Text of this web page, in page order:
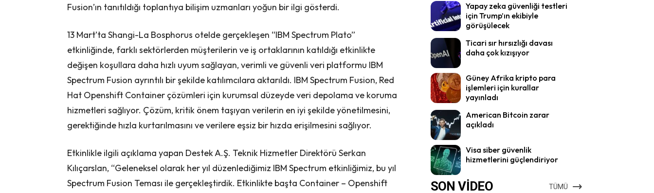
Fusion’ın tanıtıldığı toplantıya bilişim uzmanları yoğun bir ilgi gösterdi.
13 Mart’ta Shangi-La Bosphorus otelde gerçekleşen “IBM Spectrum Plato”
etkinliğinde, farklı sektörlerden müşterilerin ve iş ortaklarının katıldığı etkinlikte
değişen koşullara daha hızlı uyum sağlayan, verimli ve güvenli veri platformu IBM
Spectrum Fusion ayrıntılı bir şekilde katılımcılara aktarıldı. IBM Spectrum Fusion, Red
Hat Openshift Container çözümleri için kurumsal düzeyde veri depolama ve koruma
hizmetleri sağlıyor. Çözüm, kritik önem taşıyan verilerin en iyi şekilde yönetilmesini,
gerektiğinde hızla kurtarılmasını ve verilere eşsiz bir hızda erişilmesini sağlıyor.
Etkinlikle ilgili açıklama yapan Destek A.Ş. Teknik Hizmetler Direktörü Serkan
Kılıçarslan, “Geleneksel olarak her yıl düzenlediğimiz IBM Spectrum etkinliğimiz, bu yıl
Spectrum Fusion Teması ile gerçekleştirdik. Etkinlikte başta Container – Openshift
Yapay zeka güvenliği testleri
için Trump’ın ekibiyle
görüşülecek
Ticari sır hırsızlığı davası
daha çok kızışıyor
Güney Afrika kripto para
işlemleri için kurallar
yayınladı
American Bitcoin zarar
açıkladı
Visa siber güvenlik
hizmetlerini güçlendiriyor
SON VİDEO TÜMÜ